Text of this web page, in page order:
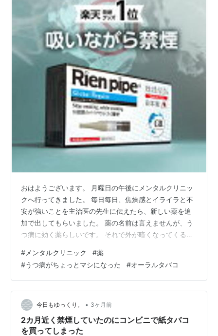
おはようございます。 月曜日の午後にメンタルクリニッ
クへ行ってきました。 毎日毎日、焦燥感とイライラと不
安が強いことを主治医の先生に伝えたら、新しい薬を追
加で出してもらいました。 薬の名前は言えませんが、う
つ病に効く薬らしいです。 それで外が暗くなってくる頃
マシでした。 これは恐らく薬の効果が出ているというこ
とでしょうね。 ただ、薬を飲んで寝て朝起きてタバコを
吸うとヤニクラが酷かったです。 身体が重くなってフラ
フラする状態になったのですが、今日は昨日よりヤニク
ラがマシでした。 会社の人には禁煙を推奨されています
が、タバコを止めるって中々難しい……
# メンタルクリニック #薬
#うつ病がちょっとマシになった #オーラルタバコ
今日もゆっくり。 • 3ヶ月前
2カ月近く禁煙していたのにコンビニで紙タバコ
を買ってしまった